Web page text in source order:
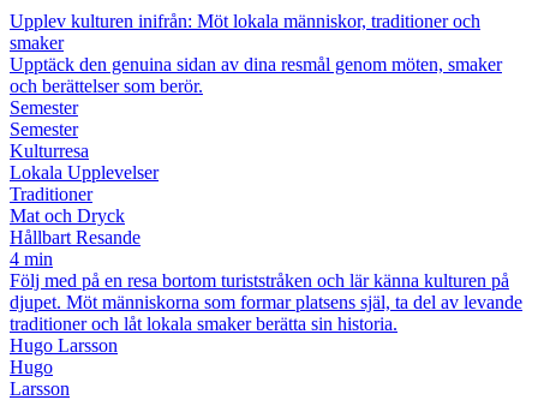
Upplev kulturen inifrån: Möt lokala människor, traditioner och
smaker
Upptäck den genuina sidan av dina resmål genom möten, smaker
och berättelser som berör.
Semester
Semester
Kulturresa
Lokala Upplevelser
Traditioner
Mat och Dryck
Hållbart Resande
4 min
Följ med på en resa bortom turiststråken och lär känna kulturen på
djupet. Möt människorna som formar platsens själ, ta del av levande
traditioner och låt lokala smaker berätta sin historia.
Hugo Larsson
Hugo
Larsson